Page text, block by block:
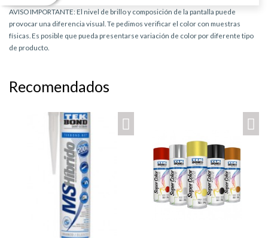
AVISO IMPORTANTE: El nivel de brillo y composición de la pantalla puede
provocar una diferencia visual. Te pedimos verificar el color con muestras
físicas. Es posible que pueda presentarse variación de color por diferente tipo
de producto.
Recomendados